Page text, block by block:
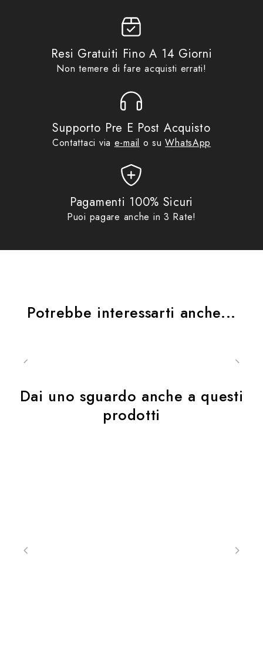
Composizione: 92% Poliestere 8% Elastan
Resi Gratuiti Fino A 14 Giorni
Non temere di fare acquisti errati!
Supporto Pre E Post Acquisto
Contattaci via e-mail o suWhatsApp
Pagamenti 100% Sicuri
Puoi pagare anche in 3 Rate!
Potrebbe interessarti anche...
Dai uno sguardo anche a questi
prodotti